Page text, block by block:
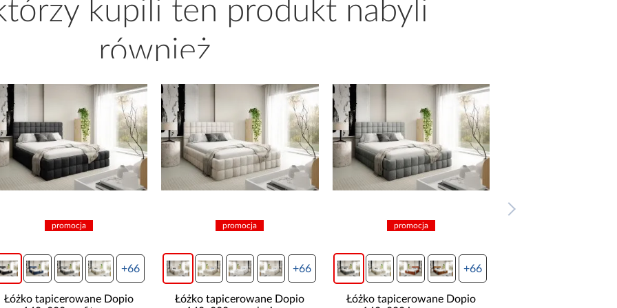
kupili ten produkt nabyli
również
promocja
+66
Łóżko tapicerowane Dopio
promocja
+66
Łóżko tapicerowane Dopio
promocja
+66
Łóżko tapicerowane Dopio